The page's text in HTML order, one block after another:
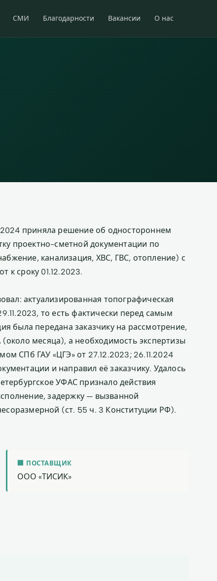
СМИ Благодарности Вакансии О нас
приняла решение об одностороннем
проектно-сметной документации по
канализация, ХВС, ГВС, отопление) с
к сроку 01.12.2023.
актуализированная топографическая
то есть фактически перед самым
была передана заказчику на рассмотрение,
месяца), а необходимость экспертизы
СПб ГАУ «ЦГЭ» от 27.12.2023; 26.11.2024
и направил её заказчику. Удалось
УФАС признало действия
задержку — вызванной
(ст. 55 ч. 3 Конституции РФ).
🏢 ПОСТАВЩИК
ООО «ТИСИК»